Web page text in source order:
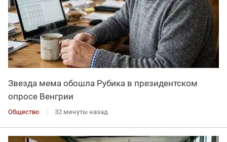
Звезда мема обошла Рубика в президентском
опросе Венгрии
Общество 32 минуты назад